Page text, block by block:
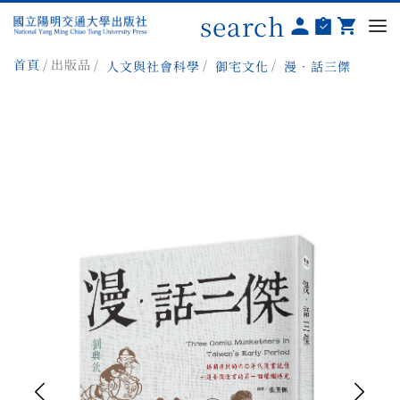
search
首頁 出版品 人文與社會科學 御宅文化 漫‧話三傑